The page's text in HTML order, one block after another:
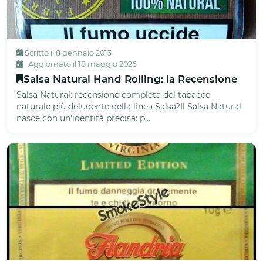
Scritto il 8 gennaio 2013
Aggiornato il 18 maggio 2026
Salsa Natural Hand Rolling: la Recensione
Salsa Natural: recensione completa del tabacco
naturale più deludente della linea Salsa?Il Salsa Natural
nasce con un’identità precisa: p...